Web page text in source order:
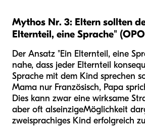
Mythos Nr. 3: Eltern sollten
Elternteil, eine Sprache"
Der Ansatz "Ein Elternteil, eine
nahe, dass jeder Elternteil
Sprache mit dem Kind sprechen
Mama nur Französisch, Papa
Dies kann zwar eine wirksame
aber oft alseinzigeMöglichkeit
zweisprachiges Kind erfolgreich